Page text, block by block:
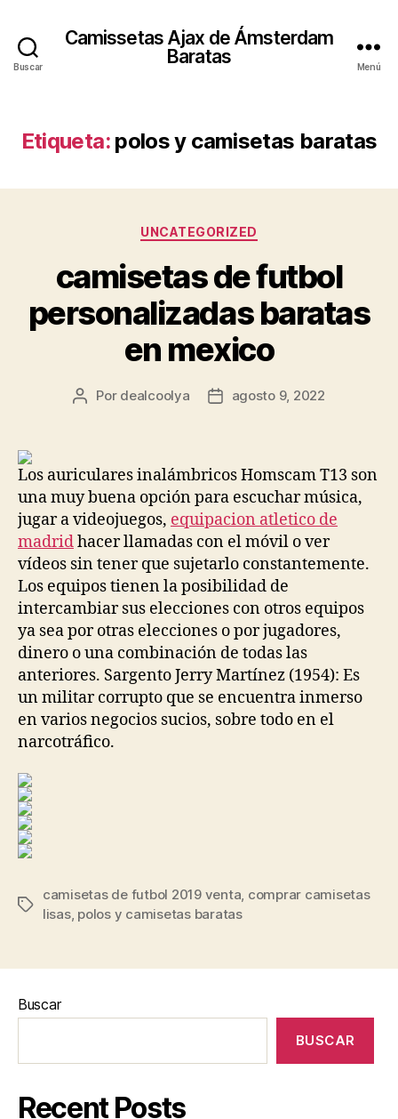
Buscar
Camissetas Ajax de Ámsterdam
Baratas
Menú
Etiqueta: polos y camisetas baratas
Categorías
UNCATEGORIZED
camisetas de futbol
personalizadas baratas
en mexico
Autor
Por dealcoolya
Fechaagosto 9, 2022
Los auriculares inalámbricos Homscam T13 son
una muy buena opción para escuchar música,
jugar a videojuegos, equipacion atletico de
madridhacer llamadas con el móvil o ver
vídeos sin tener que sujetarlo constantemente.
Los equipos tienen la posibilidad de
intercambiar sus elecciones con otros equipos
ya sea por otras elecciones o por jugadores,
dinero o una combinación de todas las
anteriores. Sargento Jerry Martínez (1954): Es
un militar corrupto que se encuentra inmerso
en varios negocios sucios, sobre todo en el
narcotráfico.
Etiquetas
camisetas de futbol 2019 venta, comprar camisetas
lisas, polos y camisetas baratas
Buscar
BUSCAR
Recent Posts